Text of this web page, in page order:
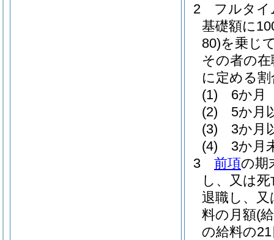
2
フルタイ
基礎額に
80)を乗じ
その者の
に定める
(1)
6か月
(2)
5か月
(3)
3か月
(4)
3か月
3
前項の期
し、又は
退職し、
料の月額(
の給料の